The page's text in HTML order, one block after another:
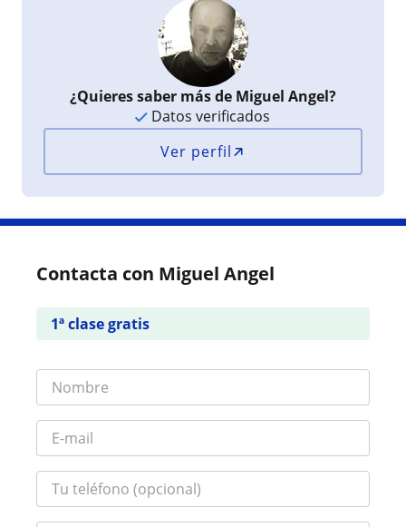
¿Quieres saber más de Miguel Angel?
Datos verificados
Ver perfil
Contacta con Miguel Angel
1ª clase gratis